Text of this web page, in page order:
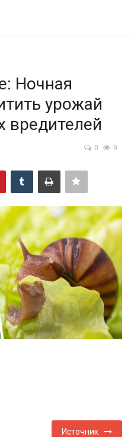
Ночная
урожай
вредителей
0 9
Источник